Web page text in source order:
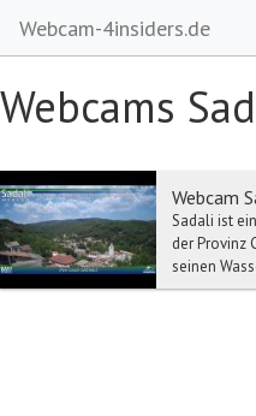
Webcam-4insiders.de
Webcams
Webcam
Sadali ist
der Provinz
seinen